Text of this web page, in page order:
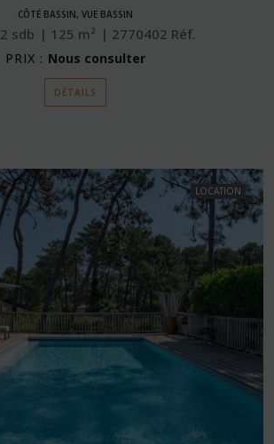
CÔTÉ BASSIN, VUE BASSIN
2 sdb 125 m² 2770402 Réf.
PRIX : Nous consulter
DÉTAILS
LOCATION